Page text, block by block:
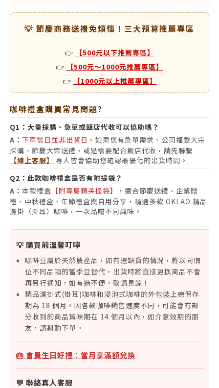
💡 節慶商務送禮免煩惱！三大預算推薦專區
👉
【500元以下推薦專區】
👉
【500元～1000元推薦專區】
👉
【1000元以上推薦專區】
咖啡禮盒購買常見問題?
Q1： 大量採購、急單或飯店代收可以協助嗎？
A： 下單當日並非出貨日 。如果您有急單需求、公司福委大宗
採購、節慶大宗送禮，或是需要配合飯店代收，請先聯繫
【線上客服】
專人皆會協助您確認最優化的出貨時間。
Q2： 此款咖啡禮盒是否有附提袋？
A： 本款禮盒 【附專屬精美提袋】
，適合節慶送禮、企業贈
禮、中秋禮盒、年節禮盒與自用分享，精選多款 OKLAO 精品
濾掛（掛耳）咖啡，一次品嚐不同風味。
💡 購買前溫馨叮嚀
咖啡豆屬於天然農產品，如有遇缺貨的情況，將以同價
位不同品項的當季豆替代，出貨時將直接更換商品不會
再另行通知，如有造不便，敬請見諒！
精品濾掛式(掛耳)咖啡和浸泡式咖啡的外包裝上總保存
期為 18 個月。因各款咖啡銷售速度不同，可能會有部
分收到的商品賞味期在 14 個月以內，如介意效期的朋
友，請斟酌下單。
🎂 會員生日好禮：當月享滿額兌換
💬 聯絡真人客服